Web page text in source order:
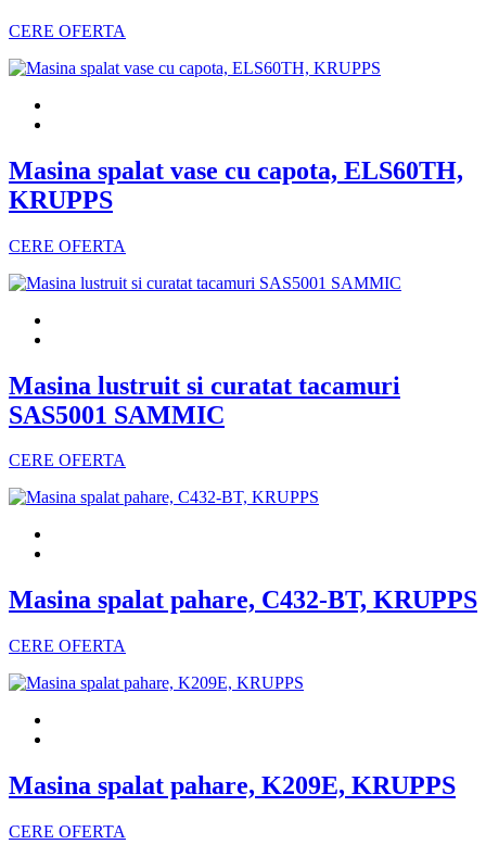
CERE OFERTA
Masina spalat vase cu capota, ELS60TH,
KRUPPS
CERE OFERTA
Masina lustruit si curatat tacamuri
SAS5001 SAMMIC
CERE OFERTA
Masina spalat pahare, C432-BT, KRUPPS
CERE OFERTA
Masina spalat pahare, K209E, KRUPPS
CERE OFERTA